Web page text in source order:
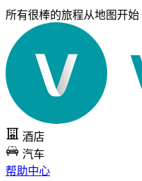
所有很棒的旅程从地图开始
酒店
汽车
帮助中心